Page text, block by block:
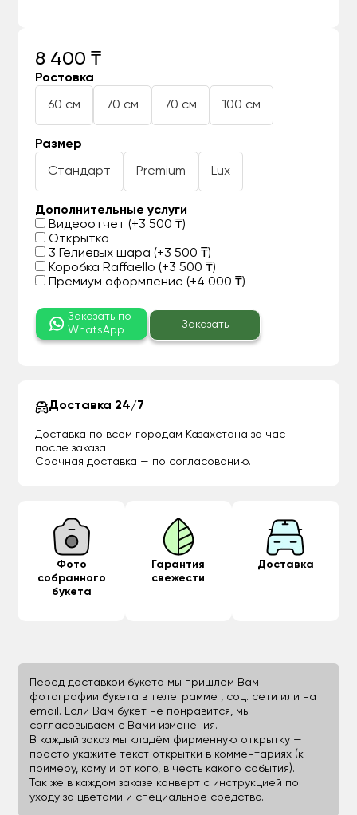
8 400 ₸
Ростовка
60 см 70 см 70 см 100 см
Размер
Стандарт Premium Lux
Дополнительные услуги
Видеоотчет (+3 500 ₸)
Открытка
3 Гелиевых шара (+3 500 ₸)
Коробка Raffaello (+3 500 ₸)
Премиум оформление (+4 000 ₸)
Заказать по
WhatsApp
Заказать
Доставка 24/7
Доставка по всем городам Казахстана за час
после заказа
Срочная доставка — по согласованию.
Фото
собранного
букета
Гарантия
свежести
Доставка
Перед доставкой букета мы пришлем Вам
фотографии букета в телеграмме , соц. сети или на
email. Если Вам букет не понравится, мы
согласовываем с Вами изменения.
В каждый заказ мы кладём фирменную открытку —
просто укажите текст открытки в комментариях (к
примеру, кому и от кого, в честь какого события).
Так же в каждом заказе конверт с инструкцией по
уходу за цветами и специальное средство.